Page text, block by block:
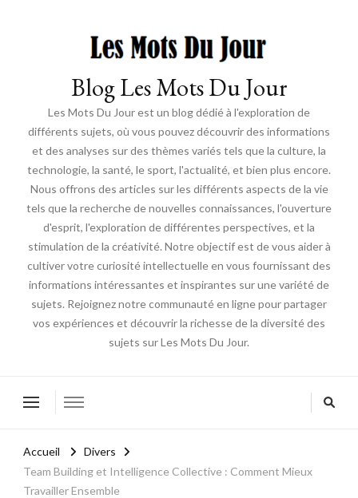
Blog Les Mots Du Jour
Les Mots Du Jour est un blog dédié à l'exploration de
différents sujets, où vous pouvez découvrir des informations
et des analyses sur des thèmes variés tels que la culture, la
technologie, la santé, le sport, l'actualité, et bien plus encore.
Nous offrons des articles sur les différents aspects de la vie
tels que la recherche de nouvelles connaissances, l'ouverture
d'esprit, l'exploration de différentes perspectives, et la
stimulation de la créativité. Notre objectif est de vous aider à
cultiver votre curiosité intellectuelle en vous fournissant des
informations intéressantes et inspirantes sur une variété de
sujets. Rejoignez notre communauté en ligne pour partager
vos expériences et découvrir la richesse de la diversité des
sujets sur Les Mots Du Jour.
Accueil
Divers
Team Building et Intelligence Collective : Comment Mieux
Travailler Ensemble